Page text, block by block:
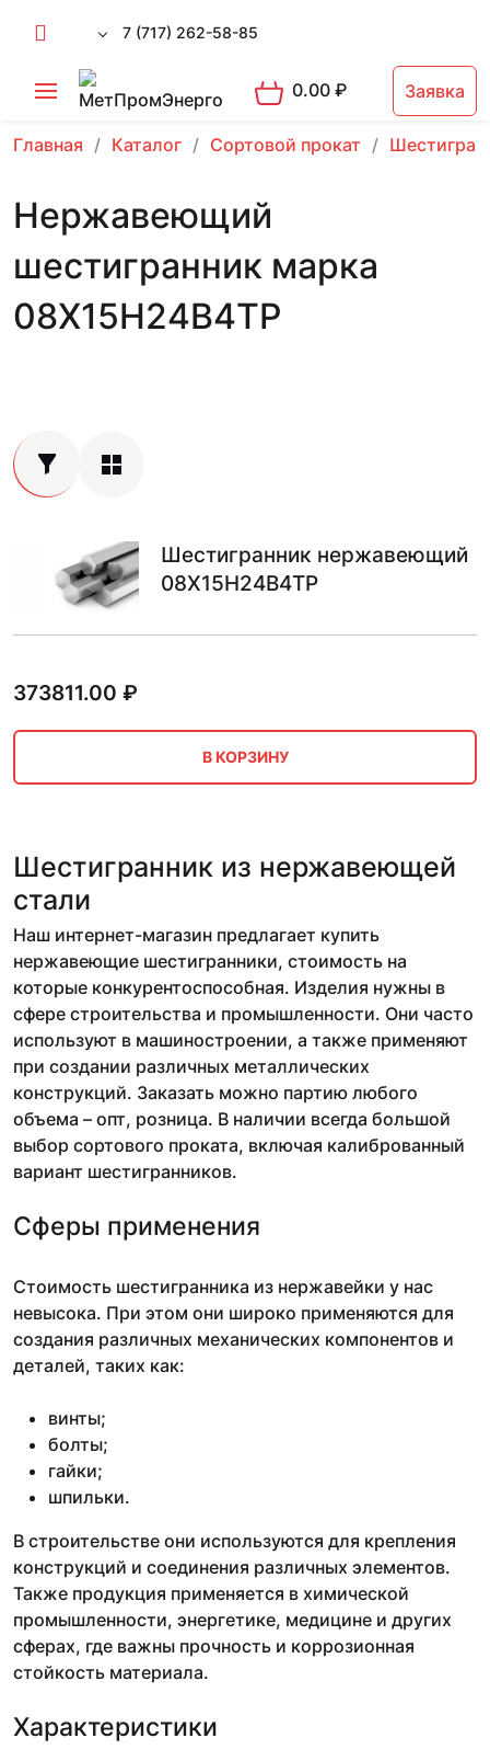
7 (717) 262-58-85
0.00₽ Заявка
Главная Каталог Сортовой прокат
Нержавеющий
шестигранник марка
08Х15Н24В4ТР
Шестигранник нержавеющий
08Х15Н24В4ТР
373811.00 ₽
В КОРЗИНУ
Шестигранник из нержавеющей
стали
Наш интернет-магазин предлагает купить
нержавеющие шестигранники, стоимость на
которые конкурентоспособная. Изделия нужны в
сфере строительства и промышленности. Они часто
используют в машиностроении, а также применяют
при создании различных металлических
конструкций. Заказать можно партию любого
объема – опт, розница. В наличии всегда большой
выбор сортового проката, включая калиброванный
вариант шестигранников.
Сферы применения
Стоимость шестигранника из нержавейки у нас
невысока. При этом они широко применяются для
создания различных механических компонентов и
деталей, таких как:
винты;
болты;
гайки;
шпильки.
В строительстве они используются для крепления
конструкций и соединения различных элементов.
Также продукция применяется в химической
промышленности, энергетике, медицине и других
сферах, где важны прочность и коррозионная
стойкость материала.
Характеристики